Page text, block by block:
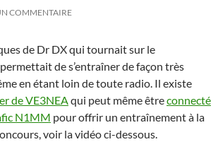
COMMENTAIRE
de Dr DX qui tournait sur le
de s’entraîner de façon très
en étant loin de toute radio. Il existe
de VE3NEAqui peut même êtreconnecté
N1MM pour offrir un entraînement à la
voir la vidéo ci-dessous.